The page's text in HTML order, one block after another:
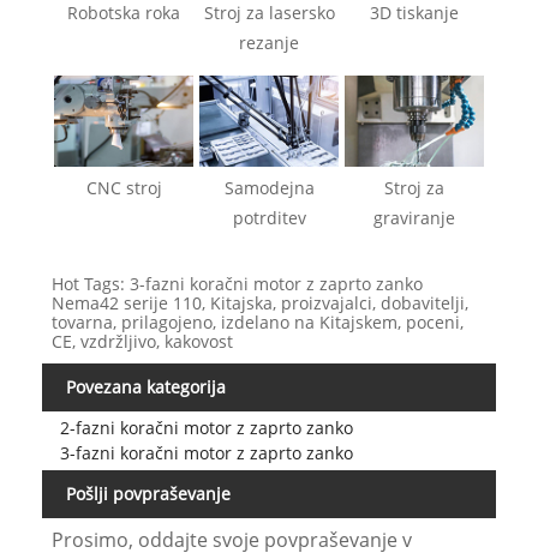
Robotska roka
Stroj za lasersko
rezanje
3D tiskanje
CNC stroj
Samodejna
potrditev
Stroj za
graviranje
Hot Tags: 3-fazni koračni motor z zaprto zanko
Nema42 serije 110, Kitajska, proizvajalci, dobavitelji,
tovarna, prilagojeno, izdelano na Kitajskem, poceni,
CE, vzdržljivo, kakovost
Povezana kategorija
2-fazni koračni motor z zaprto zanko
3-fazni koračni motor z zaprto zanko
Pošlji povpraševanje
Prosimo, oddajte svoje povpraševanje v